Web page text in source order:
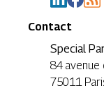
Contact
Special
84 avenue
75011